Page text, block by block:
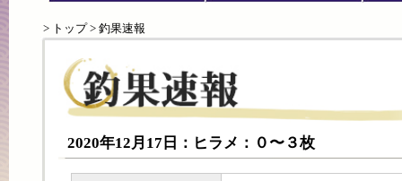
> トップ> 釣果速報
2020年12月17日：ヒラメ：０〜３枚